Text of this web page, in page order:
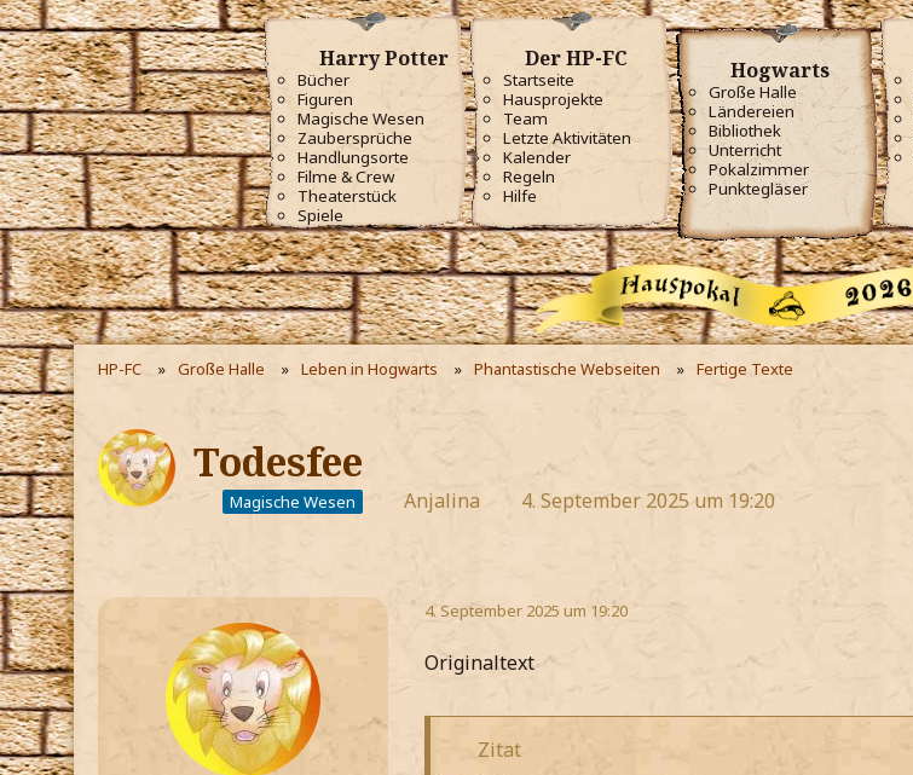
Harry Potter
Bücher
Figuren
Magische Wesen
Zaubersprüche
Handlungsorte
Filme & Crew
Theaterstück
Spiele
Der HP-FC
Startseite
Hausprojekte
Team
Letzte Aktivitäten
Kalender
Regeln
Hilfe
Hogwarts
Große Halle
Ländereien
Bibliothek
Unterricht
Pokalzimmer
Punktegläser
HP-FC Große Halle Leben in Hogwarts Phantastische Webseiten Fertige Texte
Todesfee
Magische Wesen Anjalina 4. September 2025 um 19:20
4. September 2025 um 19:20
Originaltext
Zitat